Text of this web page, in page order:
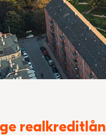
realkreditlån